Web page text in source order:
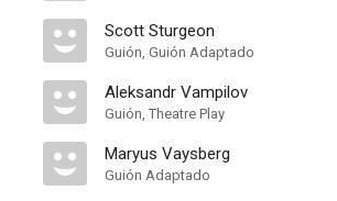
Scott Sturgeon
Guión, Guión Adaptado
Aleksandr Vampilov
Guión, Theatre Play
Maryus Vaysberg
Guión Adaptado